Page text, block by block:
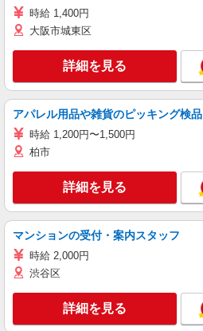
時給 1,400円
大阪市城東区
詳細を見る
アパレル用品や雑貨のピッキング検品
時給 1,200円〜1,500円
柏市
詳細を見る
マンションの受付・案内スタッフ
時給 2,000円
渋谷区
詳細を見る